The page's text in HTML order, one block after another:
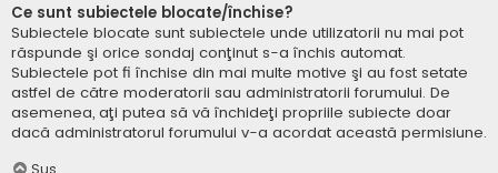
Ce sunt subiectele blocate/închise?
Subiectele blocate sunt subiectele unde utilizatorii nu mai pot
răspunde şi orice sondaj conţinut s-a închis automat.
Subiectele pot fi închise din mai multe motive şi au fost setate
astfel de către moderatorii sau administratorii forumului. De
asemenea, aţi putea să vă închideţi propriile subiecte doar
dacă administratorul forumului v-a acordat această permisiune.